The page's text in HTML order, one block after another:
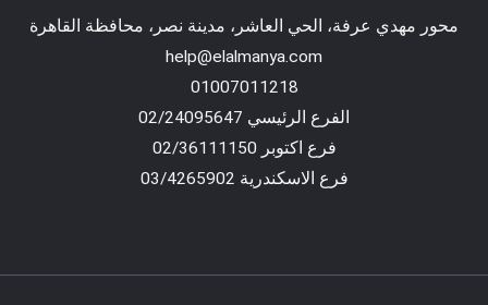
محور مهدي عرفة، الحي العاشر، مدينة نصر، محافظة القاهرة‬
help@elalmanya.com
01007011218
الفرع الرئيسي 02/24095647
فرع اكتوبر 02/36111150
فرع الاسكندرية 03/4265902